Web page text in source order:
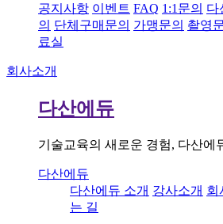
공지사항 이벤트 FAQ 1:1문의 다
의 단체구매문의 가맹문의 촬영
료실
회사소개
다산에듀
기술교육의 새로운 경험, 다산에
다산에듀
다산에듀 소개 강사소개 회
는 길